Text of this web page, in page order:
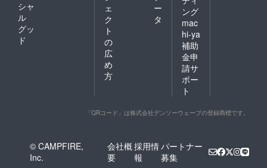
動報
させて
は、随
通して
ご報告
シャ
ル
グッ
ド
ェ
ク
ト
の
広
め
方
ー
タ
ング
mac
hi-ya
補助
金申
請サ
ポー
ト
「QRコード」は株式会社デンソーウェーブの登録商標です。
© CAMPFIRE,
Inc.
会社概
要
採用情
報
パートナー
募集